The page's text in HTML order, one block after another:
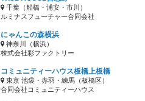
千葉（船橋・浦安・市川）
ルミナスフューチャー合同会社
にゃんこの森横浜
神奈川（横浜）
株式会社彩ファクトリー
コミュニティーハウス板橋上板橋
東京 池袋・赤羽・練馬（板橋区）
合同会社コミュニティーハウス